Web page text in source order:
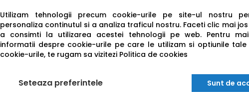
Utilizam tehnologii precum cookie-urile pe site-ul nostru
personaliza continutul si a analiza traficul nostru. Faceti clic mai
a consimti la utilizarea acestei tehnologii pe web. Pentru
informatii despre cookie-urile pe care le utilizam si optiunile tale
cookie-urile, te rugam sa vizitezi Politica de cookies
Seteaza preferintele Sunt de